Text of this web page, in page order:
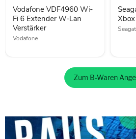
W-
Lan
Verstärker
Vodafone VDF4960 Wi-
Fi 6 Extender W-Lan
Verstärker
Vodafone
Zum B-Waren